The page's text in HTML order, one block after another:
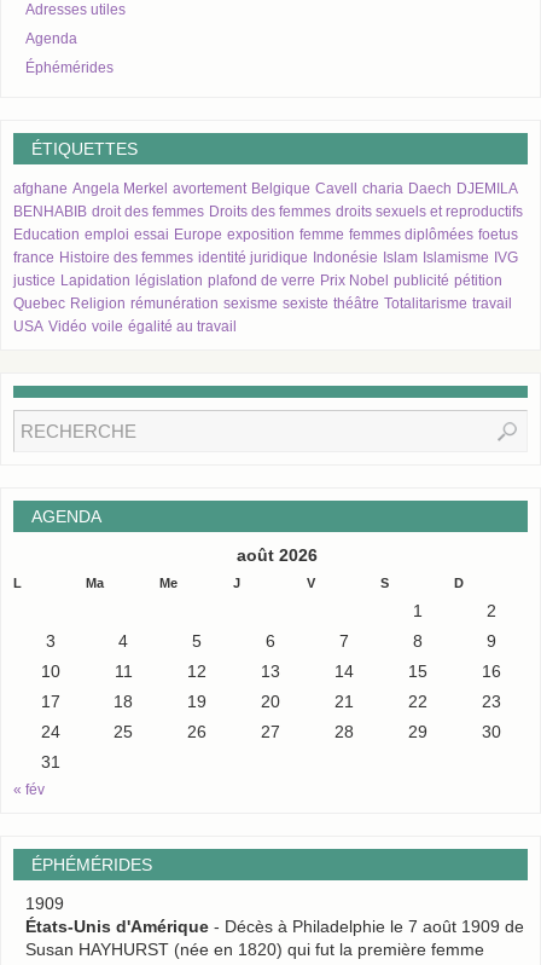
Adresses utiles
Agenda
Éphémérides
ÉTIQUETTES
afghane Angela Merkel avortement Belgique Cavell charia Daech DJEMILA
BENHABIB droit des femmes Droits des femmes droits sexuels et reproductifs
Education emploi essai Europe exposition femme femmes diplômées foetus
france Histoire des femmes identité juridique Indonésie Islam Islamisme IVG
justice Lapidation législation plafond de verre Prix Nobel publicité pétition
Quebec Religion rémunération sexisme sexiste théâtre Totalitarisme travail
USA Vidéo voile égalité au travail
AGENDA
août 2026
L Ma Me J V S D
« fév
1
2
3
4 5 6 7 8
9
10
11 12 13 14 15
16
17
18 19 20 21 22
23
24
25 26 27 28 29
30
31
ÉPHÉMÉRIDES
1909
États-Unis d'Amérique - Décès à Philadelphie le 7 août 1909 de
Susan HAYHURST (née en 1820) qui fut la première femme